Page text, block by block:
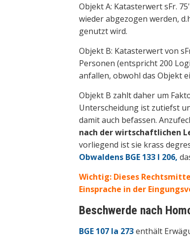
Objekt A: Katasterwert sFr.
wieder abgezogen werden,
genutzt wird.
Objekt B: Katasterwert von
Personen (entspricht 200
anfallen, obwohl das Objekt
Objekt B zahlt daher um
Unterscheidung ist zutiefst
damit auch befassen.
nach der wirtschaftlichen
vorliegend ist sie krass
Obwaldens BGE 133 I 206,
Wichtig: Dieses
Einsprache in der
Beschwerde nach
BGE 107 Ia 273enthält